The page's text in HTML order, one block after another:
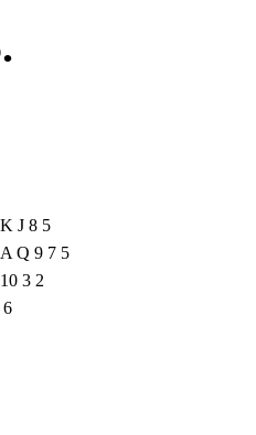
K J 8 5
A Q 9 7 5
10 3 2
6